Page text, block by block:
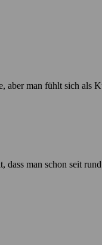
aber man fühlt sich als
man schon seit